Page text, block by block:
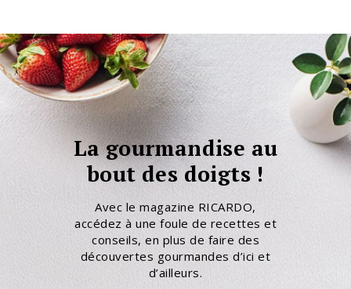
La gourmandise au
bout des doigts !
Avec le magazine RICARDO,
accédez à une foule de recettes et
conseils, en plus de faire des
découvertes gourmandes d’ici et
d’ailleurs.